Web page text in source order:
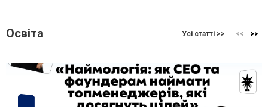
Освіта Усі статті >>